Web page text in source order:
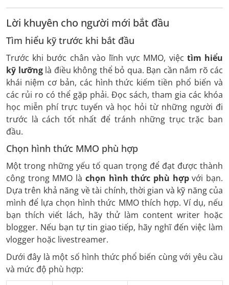
Lời khuyên cho người mới bắt đầu
Tìm hiểu kỹ trước khi bắt đầu
Trước khi bước chân vào lĩnh vực MMO, việc tìm hiểu
kỹ lưỡnglà điều không thể bỏ qua. Bạn cần nắm rõ các
khái niệm cơ bản, các hình thức kiếm tiền phổ biến và
các rủi ro có thể gặp phải. Đọc sách, tham gia các khóa
học miễn phí trực tuyến và học hỏi từ những người đi
trước là cách tốt nhất để tránh những trục trặc ban
đầu.
Chọn hình thức MMO phù hợp
Một trong những yếu tố quan trọng để đạt được thành
công trong MMO là chọn hình thức phù hợpvới bạn.
Dựa trên khả năng về tài chính, thời gian và kỹ năng của
mình để lựa chọn hình thức MMO thích hợp. Ví dụ, nếu
bạn thích viết lách, hãy thử làm content writer hoặc
blogger. Nếu bạn tự tin giao tiếp, hãy nghĩ đến việc làm
vlogger hoặc livestreamer.
Dưới đây là một số hình thức phổ biến cùng với yêu cầu
và mức độ phù hợp: